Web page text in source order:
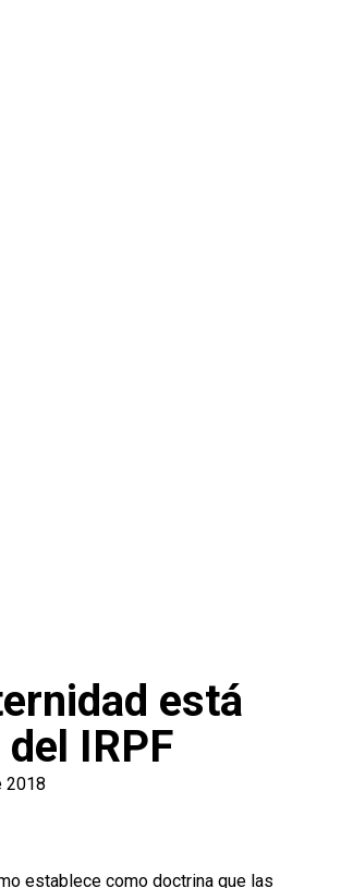
está
IRPF
2018
establece como doctrina que las